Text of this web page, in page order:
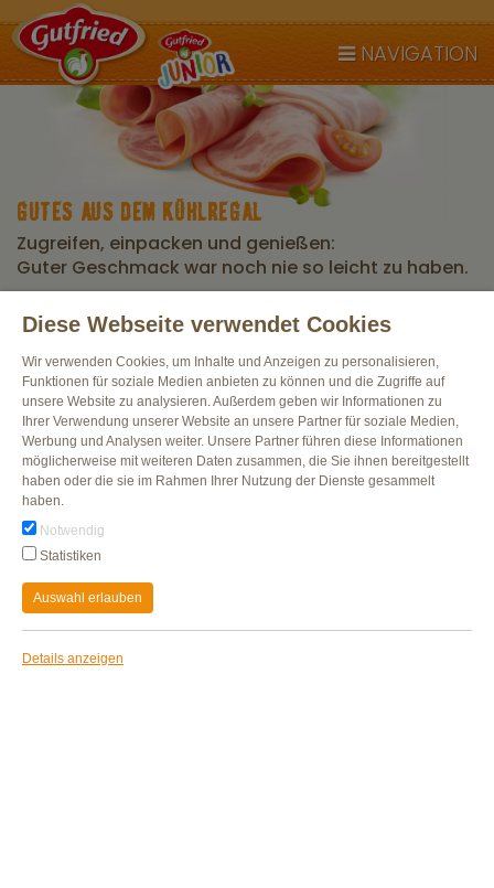
NAVIGATION
GUTES AUS DEM KÜHLREGAL
Zugreifen, einpacken und genießen:
Guter Geschmack war noch nie so leicht zu haben.
Diese Webseite verwendet Cookies
Wir verwenden Cookies, um Inhalte und Anzeigen zu personalisieren,
Funktionen für soziale Medien anbieten zu können und die Zugriffe auf
unsere Website zu analysieren. Außerdem geben wir Informationen zu
Ihrer Verwendung unserer Website an unsere Partner für soziale Medien,
Werbung und Analysen weiter. Unsere Partner führen diese Informationen
möglicherweise mit weiteren Daten zusammen, die Sie ihnen bereitgestellt
haben oder die sie im Rahmen Ihrer Nutzung der Dienste gesammelt
haben.
Notwendig
Statistiken
Auswahl erlauben
Details anzeigen